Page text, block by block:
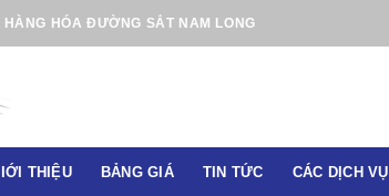
HÀNG HÓA ĐƯỜNG SẮT NAM LONG
THIỆU BẢNG GIÁ TIN TỨC CÁC DỊCH VỤ